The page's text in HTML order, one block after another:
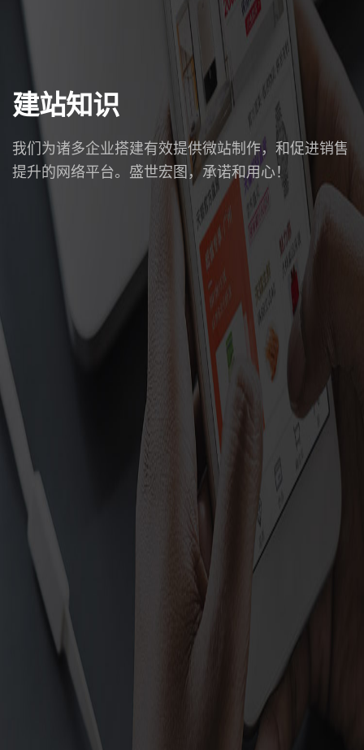
建站知识
我们为诸多企业搭建有效提供微站制作，和促进销售
提升的网络平台。盛世宏图，承诺和用心！